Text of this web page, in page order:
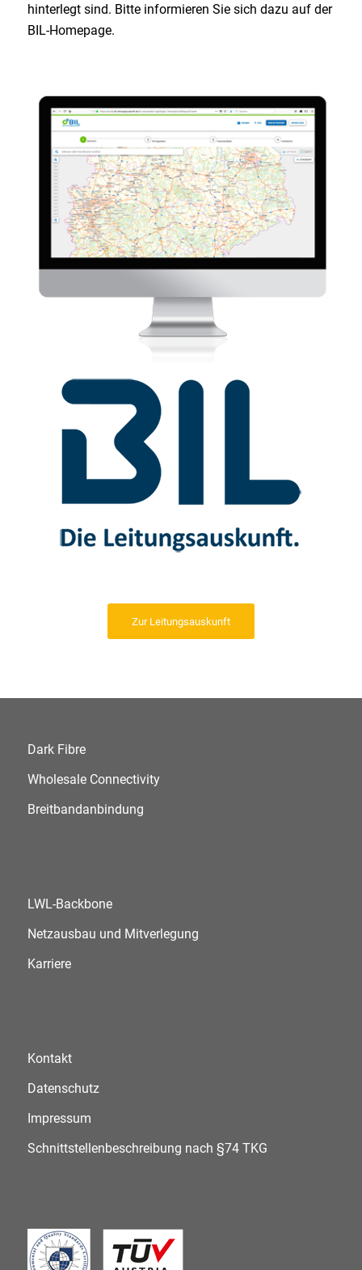
hinterlegt sind. Bitte informieren Sie sich dazu auf der
BIL-Homepage.
Zur Leitungsauskunft
Dark Fibre
Wholesale Connectivity
Breitbandanbindung
LWL-Backbone
Netzausbau und Mitverlegung
Karriere
Kontakt
Datenschutz
Impressum
Schnittstellenbeschreibung nach §74 TKG